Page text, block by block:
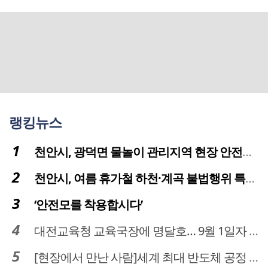
랭킹뉴스
천안시, 광덕면 물놀이 관리지역 현장 안전점검 실시
천안시, 여름 휴가철 하천·계곡 불법행위 특별단속
‘안전모를 착용합시다’
대전교육청 교육국장에 명달호… 9월 1일자 181명 인사
[현장에서 만난 사람]세계 최대 반도체 공정 장비 제조 기업 ASML 한종호 매니저